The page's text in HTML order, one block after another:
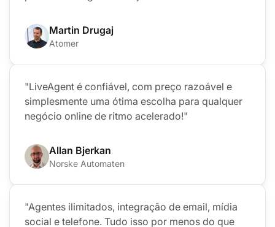
Martin Drugaj
Atomer
"LiveAgent é confiável, com preço razoável e
simplesmente uma ótima escolha para qualquer
negócio online de ritmo acelerado!"
Allan Bjerkan
Norske Automaten
"Agentes ilimitados, integração de email, mídia
social e telefone. Tudo isso por menos do que